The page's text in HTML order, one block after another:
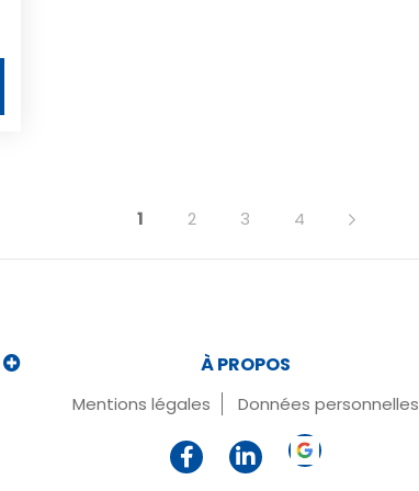
1 2 3 4
À PROPOS
Mentions légales Données personnelles